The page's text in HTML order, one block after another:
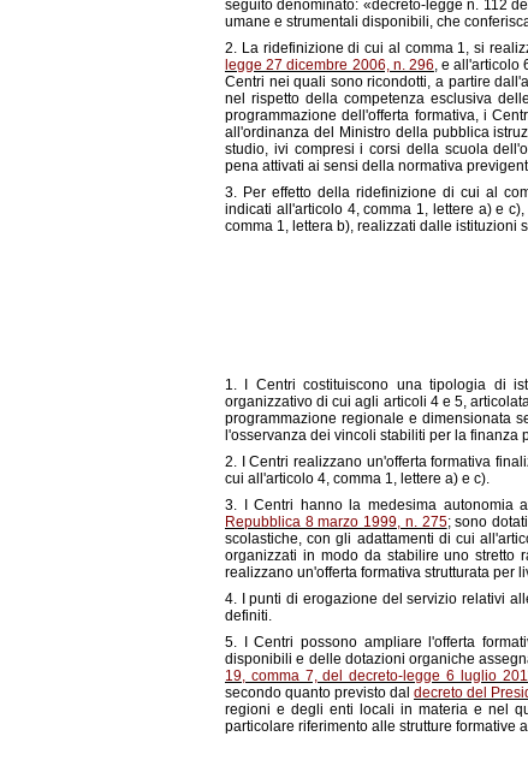
seguito denominato: «decreto-legge n. 112
umane e strumentali disponibili, che
2. La ridefinizione di cui al comma 1, si
legge 27 dicembre 2006, n. 296 , e
Centri nei quali sono ricondotti, a partire
nel rispetto della competenza esclusiva
programmazione dell'offerta formativa, i
all'ordinanza del Ministro della pubblica
studio, ivi compresi i corsi della scuola
pena attivati ai sensi della normativa
3. Per effetto della ridefinizione di cui al
indicati all'articolo 4, comma 1, lettere a) e
comma 1, lettera b), realizzati dalle istituzioni
1. I Centri costituiscono una tipologia di
organizzativo di cui agli articoli 4 e 5,
programmazione regionale e dimensionata
l'osservanza dei vincoli stabiliti per la finanza
2. I Centri realizzano un'offerta formativa
cui all'articolo 4, comma 1, lettere a) e c).
3. I Centri hanno la medesima autonomia
Repubblica 8 marzo 1999, n. 275; sono
scolastiche, con gli adattamenti di cui
organizzati in modo da stabilire uno stretto
realizzano un'offerta formativa strutturata per
4. I punti di erogazione del servizio relativi
definiti.
5. I Centri possono ampliare l'offerta
disponibili e delle dotazioni organiche
19, comma 7, del decreto-legge 6 luglio
secondo quanto previsto dal decreto del
regioni e degli enti locali in materia e nel
particolare riferimento alle strutture formative